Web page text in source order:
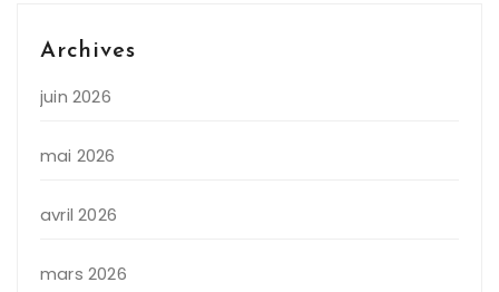
Archives
juin 2026
mai 2026
avril 2026
mars 2026